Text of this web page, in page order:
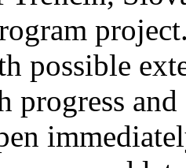
possible
progress